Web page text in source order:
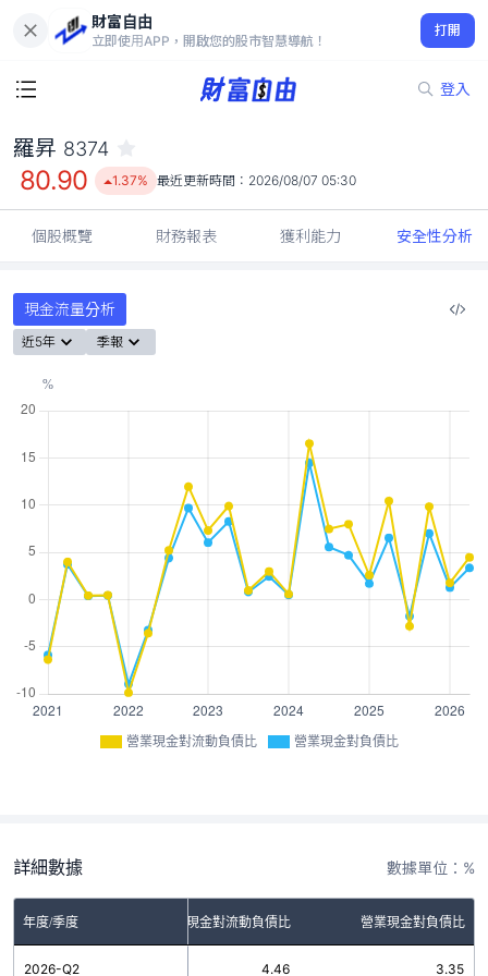
財富自由
立即使用APP，開啟您的股市智慧導航！
打開
登入
80.90
1.37%
羅昇 8374
80.90 1.37% 最近更新時間： 2026/08/07 05:30
個股概覽 財務報表 獲利能力 安全性分析
現金流量分析
近5年 季報
營業現金對流動負債比 營業現金對負債比
詳細數據 數據單位：%
年度/季度 營業現金對流動負債比 營業現金對負債比
2026-Q2 4.46 3.35